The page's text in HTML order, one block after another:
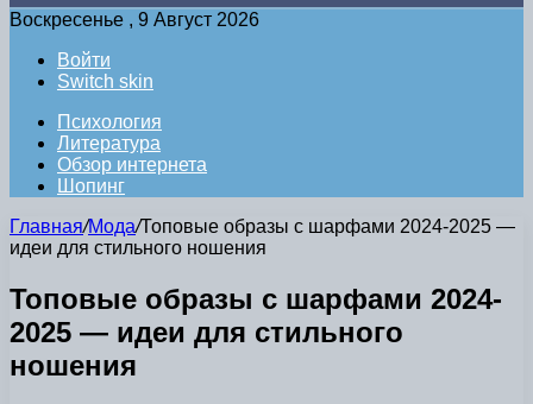
Воскресенье , 9 Август 2026
Войти
Switch skin
Психология
Литература
Обзор интернета
Шопинг
Главная/Мода/Топовые образы с шарфами 2024-2025 —
идеи для стильного ношения
Топовые образы с шарфами 2024-
2025 — идеи для стильного
ношения